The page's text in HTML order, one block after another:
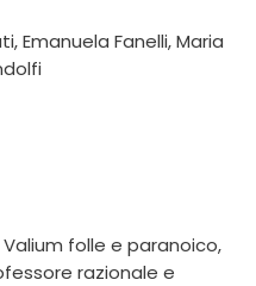
Emanuela Fanelli, Maria
folle e paranoico,
razionale e